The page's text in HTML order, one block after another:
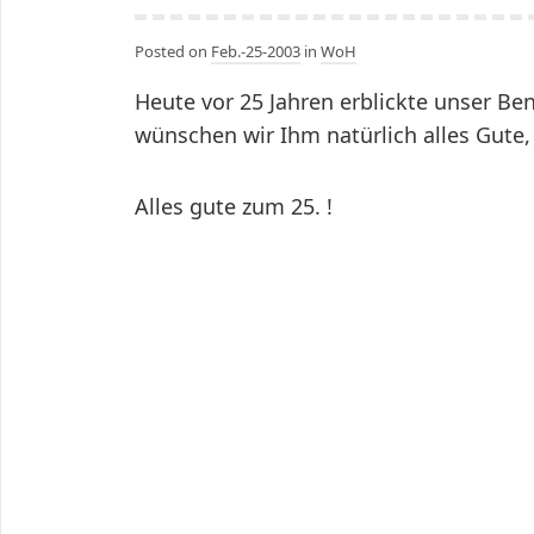
Posted on Feb.-25-2003 in WoH
Heute vor 25 Jahren erblickte unser
wünschen wir Ihm natürlich alles
Alles gute zum 25. !